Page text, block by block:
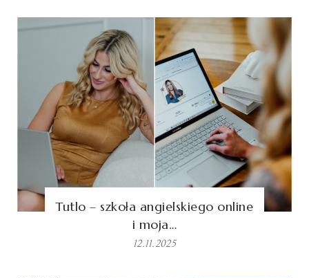
Tutlo – szkoła angielskiego online
i moja…
12.11.2025